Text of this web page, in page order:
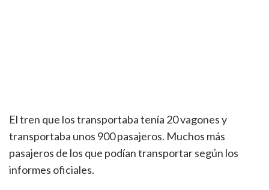
El tren que los transportaba tenía 20 vagones y
transportaba unos 900 pasajeros. Muchos más
pasajeros de los que podían transportar según los
informes oficiales.